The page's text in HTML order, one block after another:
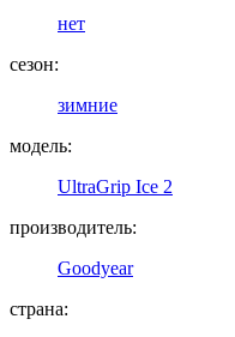
нет
сезон:
зимние
модель:
UltraGrip Ice 2
производитель:
Goodyear
страна: